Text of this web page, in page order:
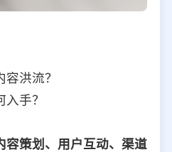
洪流？
手？
容策划、用户互动、渠道